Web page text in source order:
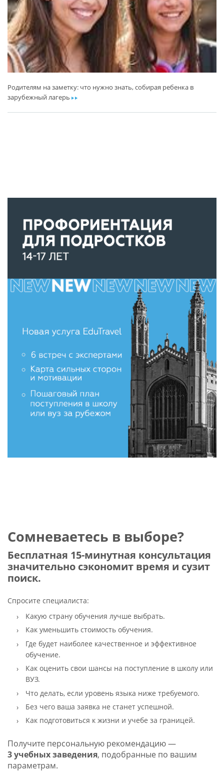
Родителям на заметку: что нужно знать, собирая ребенка в
зарубежный лагерьar
Сомневаетесь в выборе?
Бесплатная 15-минутная консультация
значительно сэкономит время и сузит
поиск.
Спросите специалиста:
Какую страну обучения лучше выбрать.
Как уменьшить стоимость обучения.
Где будет наиболее качественное и эффективное
обучение.
Как оценить свои шансы на поступление в школу или
ВУЗ.
Что делать, если уровень языка ниже требуемого.
Без чего ваша заявка не станет успешной.
Как подготовиться к жизни и учебе за границей.
Получите персональную рекомендацию —
3 учебных заведения, подобранные по вашим
параметрам.